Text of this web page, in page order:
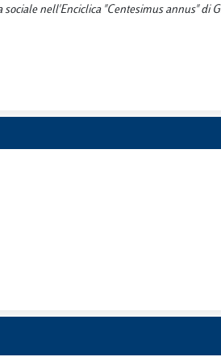
nell'Enciclica "Centesimus annus" di